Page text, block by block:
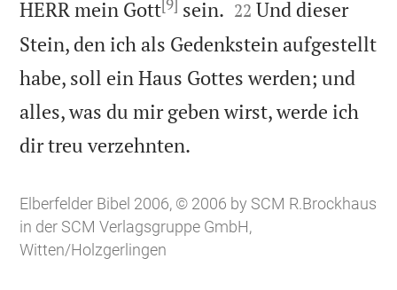
HERR mein Gott[9] sein. 

22 Und dieser
Stein, den ich als Gedenkstein aufgestellt
habe, soll ein Haus Gottes werden; und
alles, was du mir geben wirst, werde ich
dir treu verzehnten.
Elberfelder Bibel 2006, © 2006 by SCM R.Brockhaus
in der SCM Verlagsgruppe GmbH,
Witten/Holzgerlingen